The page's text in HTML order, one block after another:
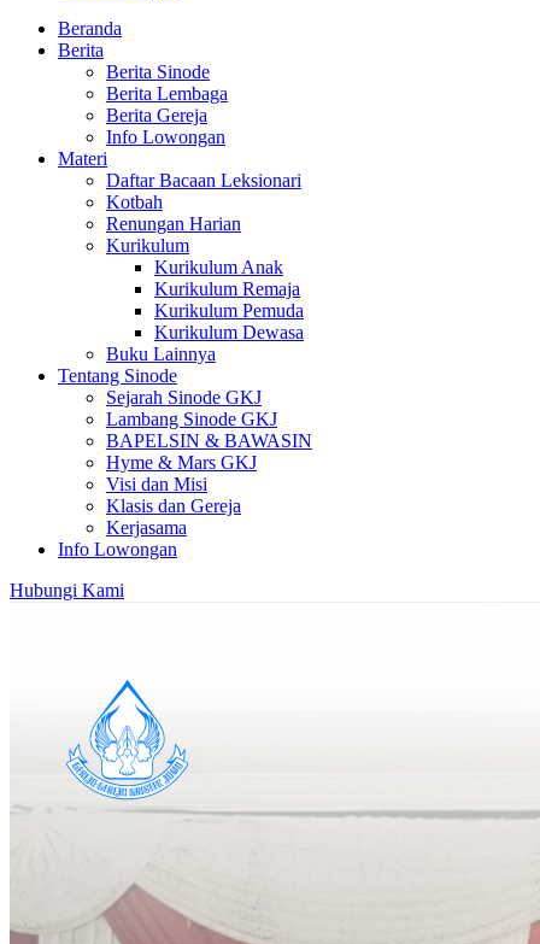
Beranda
Berita
Berita Sinode
Berita Lembaga
Berita Gereja
Info Lowongan
Materi
Daftar Bacaan Leksionari
Kotbah
Renungan Harian
Kurikulum
Kurikulum Anak
Kurikulum Remaja
Kurikulum Pemuda
Kurikulum Dewasa
Buku Lainnya
Tentang Sinode
Sejarah Sinode GKJ
Lambang Sinode GKJ
BAPELSIN & BAWASIN
Hyme & Mars GKJ
Visi dan Misi
Klasis dan Gereja
Kerjasama
Info Lowongan
Hubungi Kami